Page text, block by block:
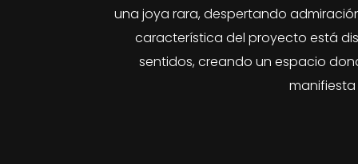
una joya rara, despertando
característica del proyecto está
sentidos, creando un espacio